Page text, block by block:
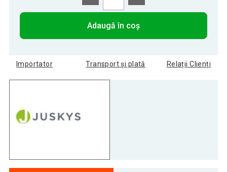
Adaugă în coș
Importator Transport și plată Relații Clienți